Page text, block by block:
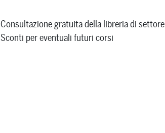
Consultazione gratuita della libreria di settore
Sconti per eventuali futuri corsi